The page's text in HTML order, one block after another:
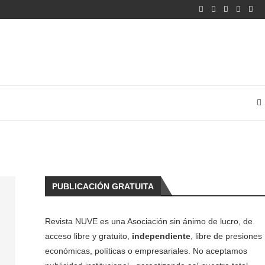
PUBLICACIÓN GRATUITA
Revista NUVE es una Asociación sin ánimo de lucro, de
acceso libre y gratuito, independiente, libre de presiones
económicas, políticas o empresariales. No aceptamos